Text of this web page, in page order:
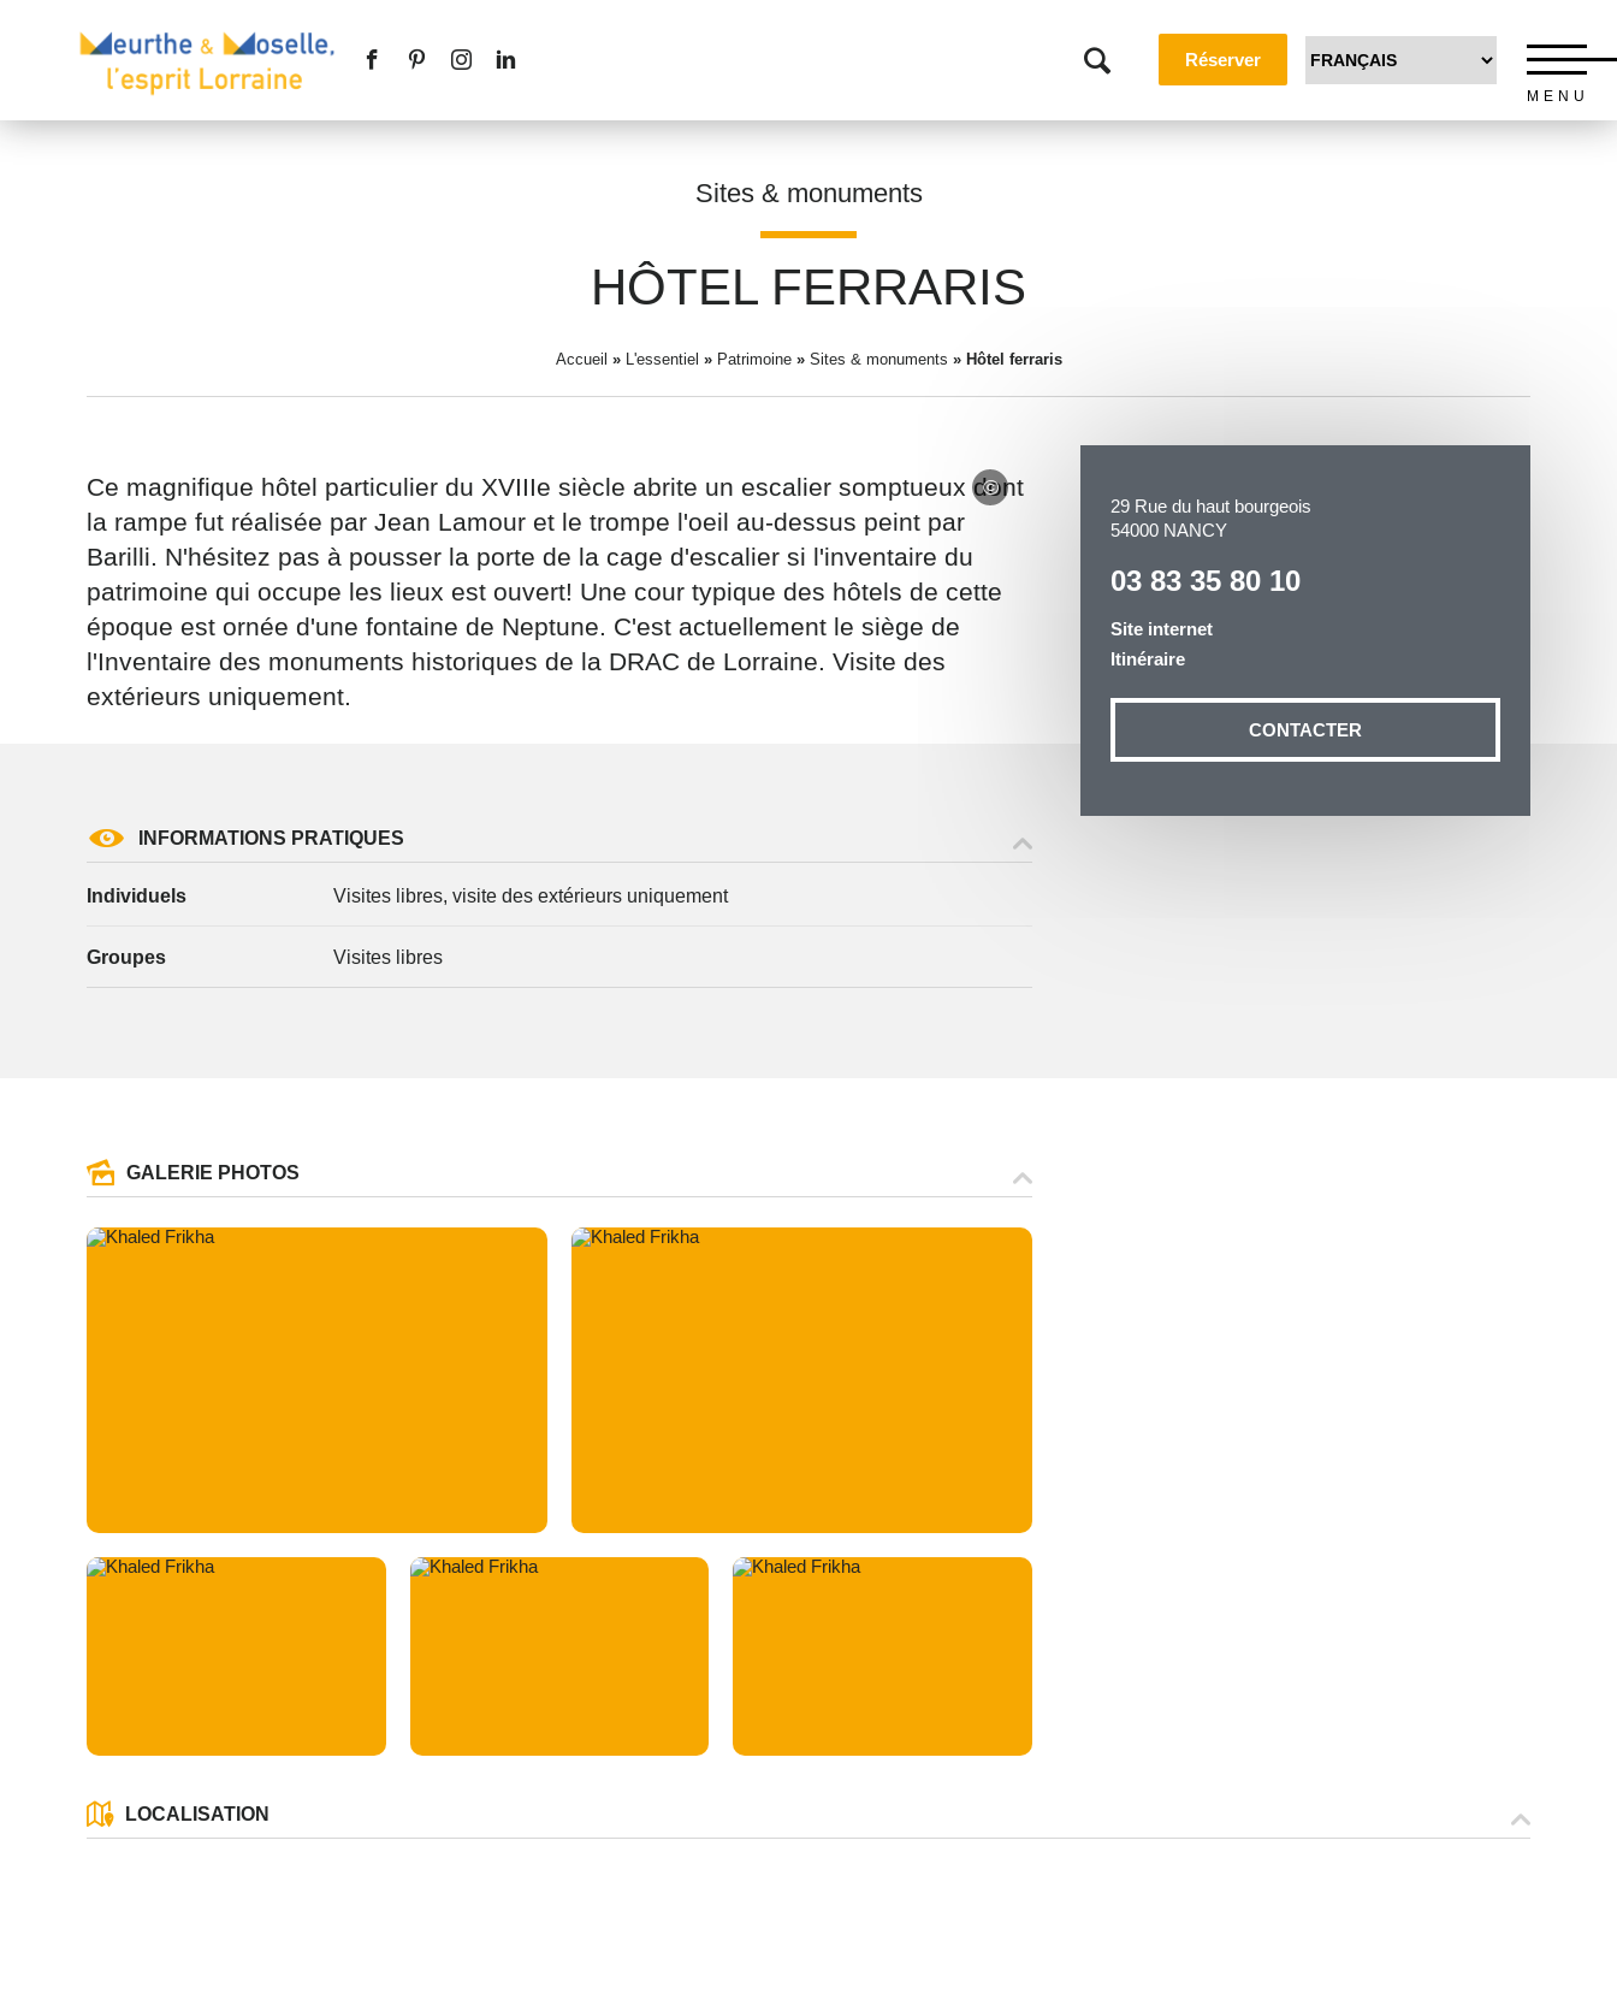
Réserver
MENU
Sites & monuments
HÔTEL FERRARIS
Accueil » L'essentiel » Patrimoine» Sites & monuments » Hôtel ferraris
29 Rue du haut bourgeois
54000 NANCY
03 83 35 80 10
Site internet
Itinéraire
CONTACTER
Ce magnifique hôtel particulier du XVIIIe siècle abrite un escalier somptueux dont
la rampe fut réalisée par Jean Lamour et le trompe l'oeil au-dessus peint par
Barilli. N'hésitez pas à pousser la porte de la cage d'escalier si l'inventaire du
patrimoine qui occupe les lieux est ouvert! Une cour typique des hôtels de cette
époque est ornée d'une fontaine de Neptune. C'est actuellement le siège de
l'Inventaire des monuments historiques de la DRAC de Lorraine. Visite des
extérieurs uniquement.
INFORMATIONS PRATIQUES
Individuels Visites libres, visite des extérieurs uniquement
Groupes Visites libres
GALERIE PHOTOS
LOCALISATION
Prénom*
Message*
l’adresse suivante : Meurthe & Moselle Tourisme - 48 esplanade Jacques-Baudot CO 90019 54035
reCAPTCHA